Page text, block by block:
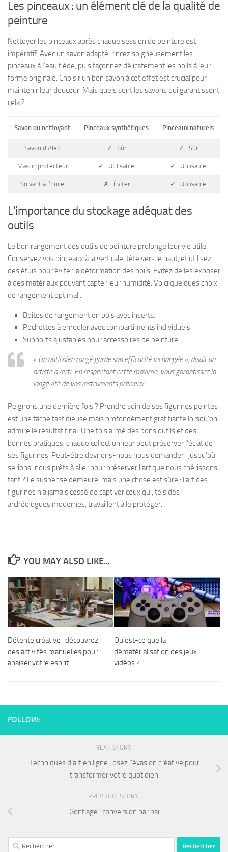
Les pinceaux : un élément clé de la qualité de
peinture
Nettoyer les pinceaux après chaque session de peinture est
impératif. Avec un savon adapté, rincez soigneusement les
pinceaux à l’eau tiède, puis façonnez délicatement les poils à leur
forme originale. Choisir un bon savon à cet effet est crucial pour
maintenir leur douceur. Mais quels sont les savons qui garantissent
cela ?
Savon ou nettoyant Pinceaux synthétiques Pinceaux naturels
Savon d’Alep ✓ : Sûr ✓ : Sûr
Mastic protecteur ✓ : Utilisable ✓ : Utilisable
Solvant à l’huile ✗ : Éviter ✓ : Utilisable
L’importance du stockage adéquat des
outils
Le bon rangement des outils de peinture prolonge leur vie utile.
Conservez vos pinceaux à la verticale, tête vers le haut, et utilisez
des étuis pour éviter la déformation des poils. Évitez de les exposer
à des matériaux pouvant capter leur humidité. Voici quelques choix
de rangement optimal :
Boîtes de rangement en bois avec inserts.
Pochettes à enrouler avec compartiments individuels.
Supports ajustables pour accessoires de peinture.
« Un outil bien rangé garde son efficacité inchangée », disait un
artiste averti. En respectant cette maxime, vous garantissez la
longévité de vos instruments précieux.
Peignons une dernière fois ? Prendre soin de ses figurines peintes
est une tâche fastidieuse mais profondément gratifiante lorsqu’on
admire le résultat final. Une fois armé des bons outils et des
bonnes pratiques, chaque collectionneur peut préserver l’éclat de
ses figurines. Peut-être devrions-nous nous demander : jusqu’où
serions-nous prêts à aller pour préserver l’art que nous chérissons
tant ? Le suspense demeure, mais une chose est sûre : l’art des
figurines n’a jamais cessé de captiver ceux qui, tels des
archéologues modernes, travaillent à le protéger.
YOU MAY ALSO LIKE...
Détente créative : découvrez
des activités manuelles pour
apaiser votre esprit
Qu’est-ce que la
dématérialisation des jeux-
vidéos ?
FOLLOW:
NEXT STORY
Techniques d’art en ligne : osez l’évasion créative pour
transformer votre quotidien
PREVIOUS STORY
Gonflage : conversion bar psi